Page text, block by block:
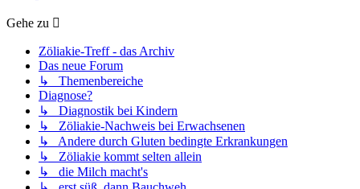
Gehe zu
Zöliakie-Treff - das Archiv
Das neue Forum
↳ Themenbereiche
Diagnose?
↳ Diagnostik bei Kindern
↳ Zöliakie-Nachweis bei Erwachsenen
↳ Andere durch Gluten bedingte Erkrankungen
↳ Zöliakie kommt selten allein
↳ die Milch macht's